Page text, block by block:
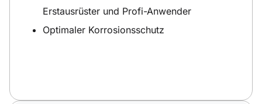
Erstausrüster und Profi-Anwender
Optimaler Korrosionsschutz